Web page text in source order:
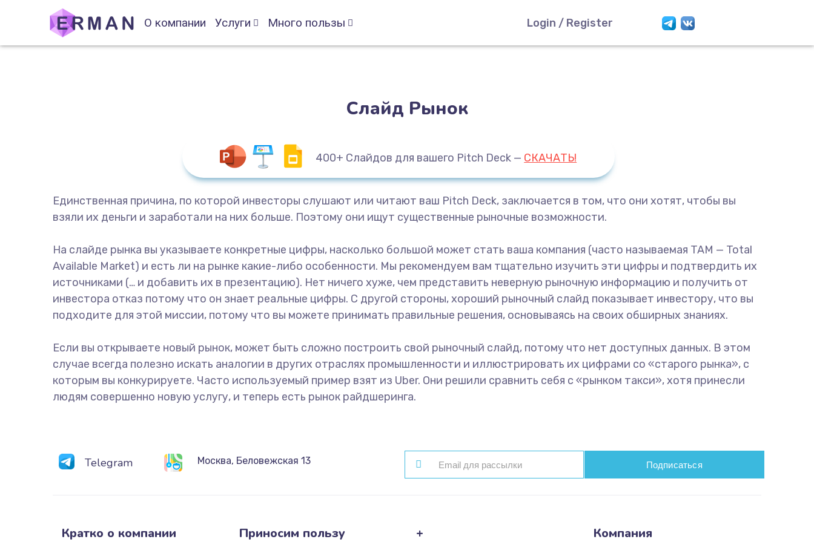
О компании Услуги Много пользы Login / Register
Слайд Рынок
400+ Слайдов для вашего Pitch Deck — СКАЧАТЬ!
Единственная причина, по которой инвесторы слушают или читают ваш Pitch Deck, заключается в том, что они хотят, чтобы вы
взяли их деньги и заработали на них больше. Поэтому они ищут существенные рыночные возможности.
На слайде рынка вы указываете конкретные цифры, насколько большой может стать ваша компания (часто называемая TAM — Total
Available Market) и есть ли на рынке какие-либо особенности. Мы рекомендуем вам тщательно изучить эти цифры и подтвердить их
источниками (… и добавить их в презентацию). Нет ничего хуже, чем представить неверную рыночную информацию и получить от
инвестора отказ потому что он знает реальные цифры. С другой стороны, хороший рыночный слайд показывает инвестору, что вы
подходите для этой миссии, потому что вы можете принимать правильные решения, основываясь на своих обширных знаниях.
Если вы открываете новый рынок, может быть сложно построить свой рыночный слайд, потому что нет доступных данных. В этом
случае всегда полезно искать аналогии в других отраслях промышленности и иллюстрировать их цифрами со «старого рынка», с
которым вы конкурируете. Часто используемый пример взят из Uber. Они решили сравнить себя с «рынком такси», хотя принесли
людям совершенно новую услугу, и теперь есть рынок райдшеринга.
Telegram Москва, Беловежская 13 Подписаться
Кратко о компании Приносим пользу + Компания